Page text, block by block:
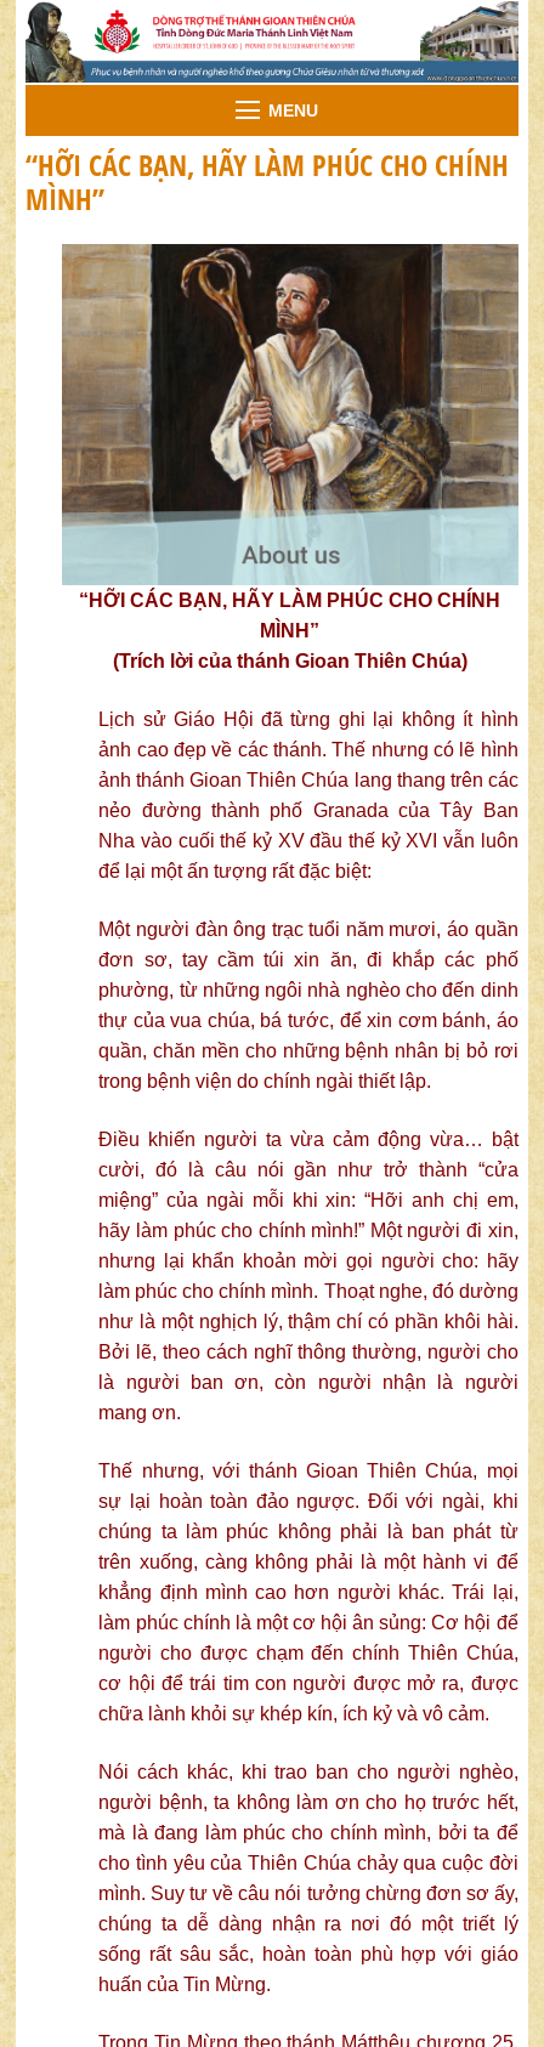
MENU
“HỠI CÁC BẠN, HÃY LÀM PHÚC CHO CHÍNH
MÌNH”
“HỠI CÁC BẠN, HÃY LÀM PHÚC CHO CHÍNH
MÌNH”
(Trích lời của thánh Gioan Thiên Chúa)
Lịch sử Giáo Hội đã từng ghi lại không ít hình
ảnh cao đẹp về các thánh. Thế nhưng có lẽ hình
ảnh thánh Gioan Thiên Chúa lang thang trên các
nẻo đường thành phố Granada của Tây Ban
Nha vào cuối thế kỷ XV đầu thế kỷ XVI vẫn luôn
để lại một ấn tượng rất đặc biệt:
Một người đàn ông trạc tuổi năm mươi, áo quần
đơn sơ, tay cầm túi xin ăn, đi khắp các phố
phường, từ những ngôi nhà nghèo cho đến dinh
thự của vua chúa, bá tước, để xin cơm bánh, áo
quần, chăn mền cho những bệnh nhân bị bỏ rơi
trong bệnh viện do chính ngài thiết lập.
Điều khiến người ta vừa cảm động vừa… bật
cười, đó là câu nói gần như trở thành “cửa
miệng” của ngài mỗi khi xin: “Hỡi anh chị em,
hãy làm phúc cho chính mình!” Một người đi xin,
nhưng lại khẩn khoản mời gọi người cho: hãy
làm phúc cho chính mình. Thoạt nghe, đó dường
như là một nghịch lý, thậm chí có phần khôi hài.
Bởi lẽ, theo cách nghĩ thông thường, người cho
là người ban ơn, còn người nhận là người
mang ơn.
Thế nhưng, với thánh Gioan Thiên Chúa, mọi
sự lại hoàn toàn đảo ngược. Đối với ngài, khi
chúng ta làm phúc không phải là ban phát từ
trên xuống, càng không phải là một hành vi để
khẳng định mình cao hơn người khác. Trái lại,
làm phúc chính là một cơ hội ân sủng: Cơ hội để
người cho được chạm đến chính Thiên Chúa,
cơ hội để trái tim con người được mở ra, được
chữa lành khỏi sự khép kín, ích kỷ và vô cảm.
Nói cách khác, khi trao ban cho người nghèo,
người bệnh, ta không làm ơn cho họ trước hết,
mà là đang làm phúc cho chính mình, bởi ta để
cho tình yêu của Thiên Chúa chảy qua cuộc đời
mình. Suy tư về câu nói tưởng chừng đơn sơ ấy,
chúng ta dễ dàng nhận ra nơi đó một triết lý
sống rất sâu sắc, hoàn toàn phù hợp với giáo
huấn của Tin Mừng.